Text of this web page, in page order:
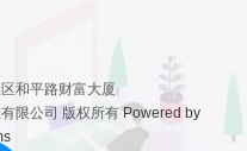
和平路财富大厦
限公司 版权所有Powered by